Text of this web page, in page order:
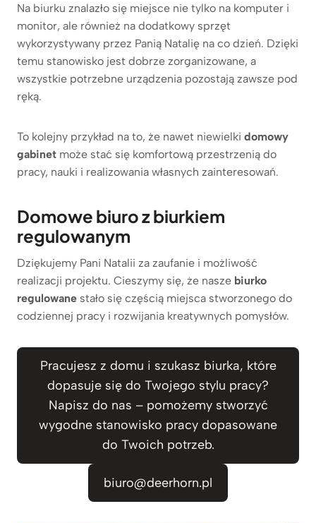
Na biurku znalazło się miejsce nie tylko na komputer i
monitor, ale również na dodatkowy sprzęt
wykorzystywany przez Panią Natalię na co dzień. Dzięki
temu stanowisko jest dobrze zorganizowane, a
wszystkie potrzebne urządzenia pozostają zawsze pod
ręką.
To kolejny przykład na to, że nawet niewielki domowy
gabinet może stać się komfortową przestrzenią do
pracy, nauki i realizowania własnych zainteresowań.
Domowe biuro z biurkiem
regulowanym
Dziękujemy Pani Natalii za zaufanie i możliwość
realizacji projektu. Cieszymy się, że nasze biurko
regulowane stało się częścią miejsca stworzonego do
codziennej pracy i rozwijania kreatywnych pomysłów.
Pracujesz z domu i szukasz biurka, które
dopasuje się do Twojego stylu pracy?
Napisz do nas – pomożemy stworzyć
wygodne stanowisko pracy dopasowane
do Twoich potrzeb.
biuro@deerhorn.pl